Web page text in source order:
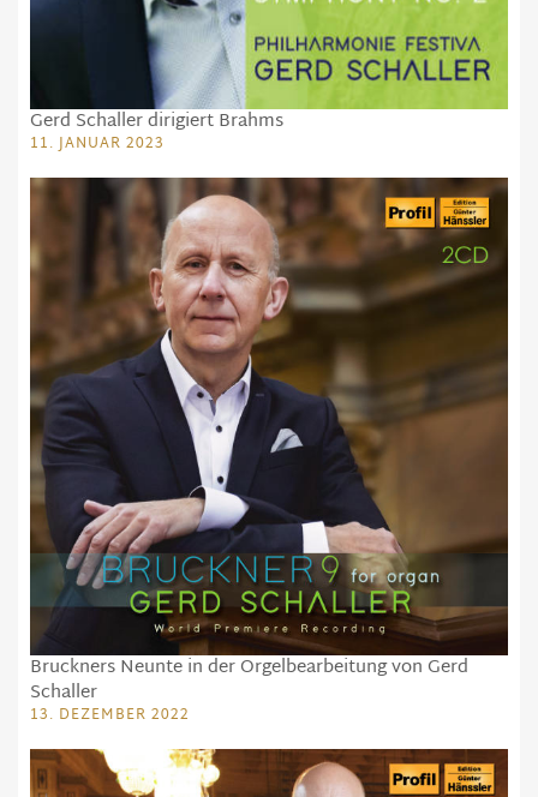
Gerd Schaller dirigiert Brahms
11. JANUAR 2023
Bruckners Neunte in der Orgelbearbeitung von Gerd
Schaller
13. DEZEMBER 2022